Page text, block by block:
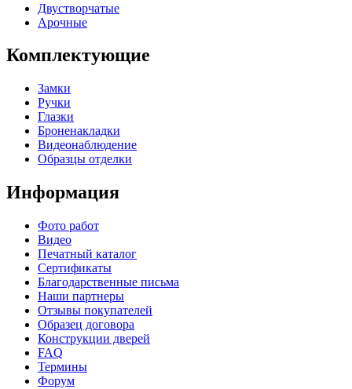
Двустворчатые
Арочные
Комплектующие
Замки
Ручки
Глазки
Броненакладки
Видеонаблюдение
Образцы отделки
Информация
Фото работ
Видео
Печатный каталог
Сертификаты
Благодарственные письма
Наши партнеры
Отзывы покупателей
Образец договора
Конструкции дверей
FAQ
Термины
Форум